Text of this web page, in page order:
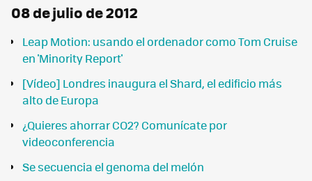
08 de julio de 2012
Leap Motion: usando el ordenador como Tom Cruise
en 'Minority Report'
[Vídeo] Londres inaugura el Shard, el edificio más
alto de Europa
¿Quieres ahorrar CO2? Comunícate por
videoconferencia
Se secuencia el genoma del melón